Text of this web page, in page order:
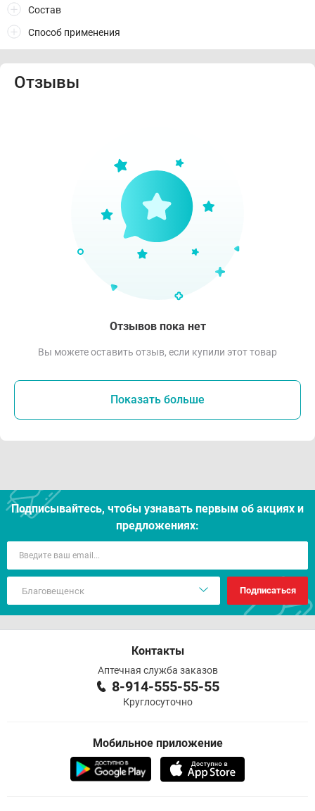
Состав
Способ применения
Отзывы
Отзывов пока нет
Вы можете оставить отзыв, если купили этот товар
Показать больше
Подписывайтесь, чтобы узнавать первым об акцияx и
предложениях:
Подписаться
Контакты
Аптечная служба заказов
8-914-555-55-55
Круглосуточно
Мобильное приложение